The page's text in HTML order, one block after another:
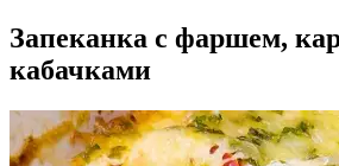
Запеканка с фаршем,
кабачками